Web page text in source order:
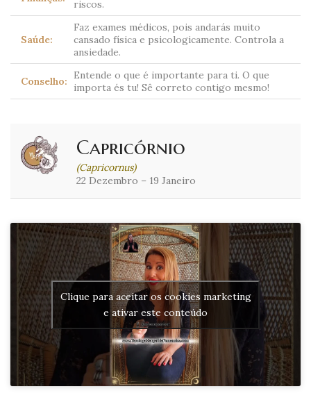
riscos.
Saúde:
Faz exames médicos, pois andarás muito
cansado física e psicologicamente. Controla a
ansiedade.
Conselho:
Entende o que é importante para ti. O que
importa és tu! Sê correto contigo mesmo!
Capricórnio
(Capricornus)
22 Dezembro – 19 Janeiro
Clique para aceitar os cookies marketing
e ativar este conteúdo